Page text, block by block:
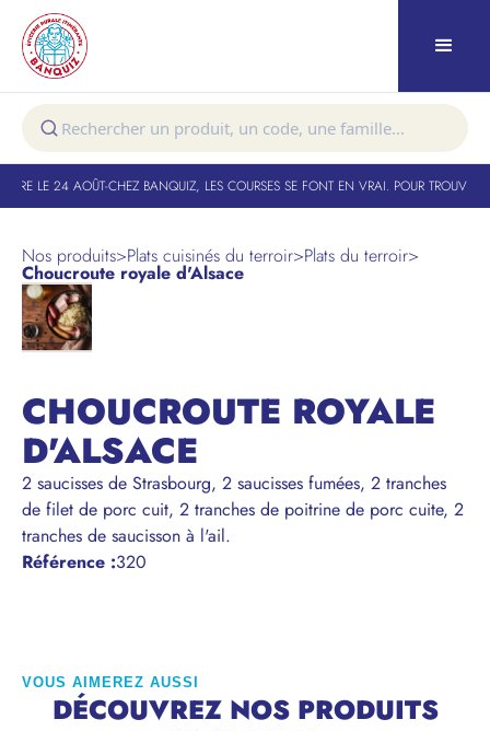
LE 24 AOÛT-CHEZ BANQUIZ, LES COURSES SE FONT EN VRAI. POUR TROUVER
Nos produits>Plats cuisinés du terroir>Plats du terroir>
Choucroute royale d'Alsace
CHOUCROUTE ROYALE
D'ALSACE
2 saucisses de Strasbourg, 2 saucisses fumées, 2 tranches
de filet de porc cuit, 2 tranches de poitrine de porc cuite, 2
tranches de saucisson à l'ail.
Référence :320
VOUS AIMEREZ AUSSI
DÉCOUVREZ NOS PRODUITS